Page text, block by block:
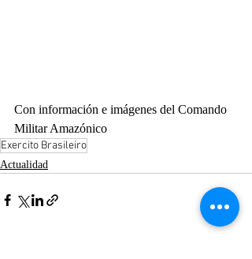
Con información e imágenes del Comando
Militar Amazónico
Exercito Brasileiro
Actualidad